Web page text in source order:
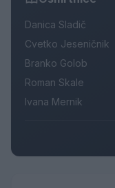
Danica Sladič
Cvetko Jeseničnik
Branko Golob
Roman Skale
Ivana Mernik